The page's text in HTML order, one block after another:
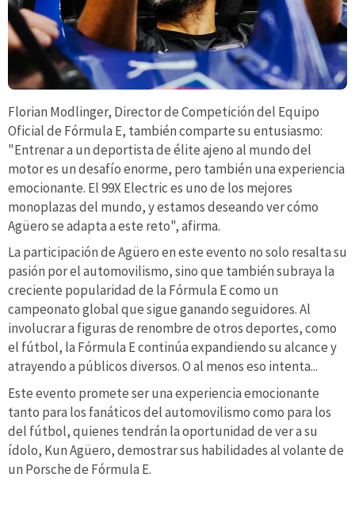
Florian Modlinger, Director de Competición del Equipo
Oficial de Fórmula E, también comparte su entusiasmo:
"Entrenar a un deportista de élite ajeno al mundo del
motor es un desafío enorme, pero también una experiencia
emocionante. El 99X Electric es uno de los mejores
monoplazas del mundo, y estamos deseando ver cómo
Agüero se adapta a este reto", afirma.
La participación de Agüero en este evento no solo resalta su
pasión por el automovilismo, sino que también subraya la
creciente popularidad de la Fórmula E como un
campeonato global que sigue ganando seguidores. Al
involucrar a figuras de renombre de otros deportes, como
el fútbol, la Fórmula E continúa expandiendo su alcance y
atrayendo a públicos diversos. O al menos eso intenta...
Este evento promete ser una experiencia emocionante
tanto para los fanáticos del automovilismo como para los
del fútbol, quienes tendrán la oportunidad de ver a su
ídolo, Kun Agüero, demostrar sus habilidades al volante de
un Porsche de Fórmula E.